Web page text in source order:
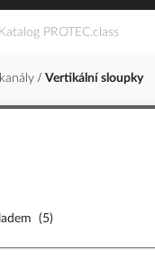
Katalog PROTEC.class
Vertikální sloupky
(5)